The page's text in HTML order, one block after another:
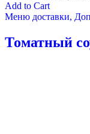
Add to Cart
Меню доставки,
Томатный